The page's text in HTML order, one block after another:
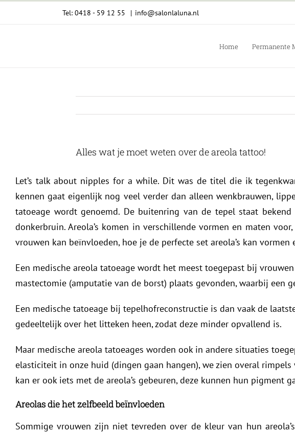
Tel: 0418 - 59 12 55 | info@salonlaluna.nl
Home Permanente
Alles wat je moet weten over de areola tattoo!
Let’s talk about nipples for a while. Dit was de titel die ik
kennen gaat eigenlijk nog veel verder dan alleen wenkbrauwen,
tatoeage wordt genoemd. De buitenring van de tepel staat
donkerbruin. Areola’s komen in verschillende vormen en maten
vrouwen kan beïnvloeden, hoe je de perfecte set areola’s kan
Een medische areola tatoeage wordt het meest toegepast bij
mastectomie (amputatie van de borst) plaats gevonden, waarbij een
Een medische tatoeage bij tepelhofreconstructie is dan vaak de
gedeeltelijk over het litteken heen, zodat deze minder opvallend is.
Maar medische areola tatoeages worden ook in andere situaties
elasticiteit in onze huid (dingen gaan hangen), we zien overal
kan er ook iets met de areola’s gebeuren, deze kunnen hun
Areolas die het zelfbeeld beïnvloeden
Sommige vrouwen zijn niet tevreden over de kleur van hun